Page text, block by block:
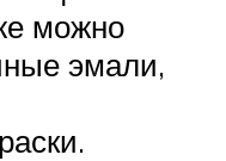
можно
эмали,